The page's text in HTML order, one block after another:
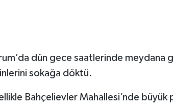
dün gece saatlerinde meydana
sokağa döktü.
Bahçelievler Mahallesi’nde